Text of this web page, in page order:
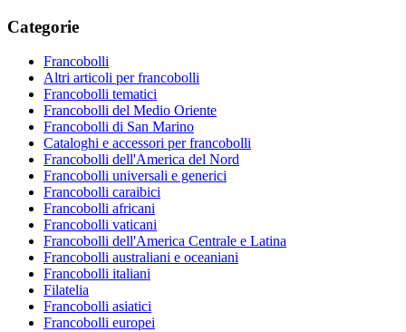
Categorie
Francobolli
Altri articoli per francobolli
Francobolli tematici
Francobolli del Medio Oriente
Francobolli di San Marino
Cataloghi e accessori per francobolli
Francobolli dell'America del Nord
Francobolli universali e generici
Francobolli caraibici
Francobolli africani
Francobolli vaticani
Francobolli dell'America Centrale e Latina
Francobolli australiani e oceaniani
Francobolli italiani
Filatelia
Francobolli asiatici
Francobolli europei